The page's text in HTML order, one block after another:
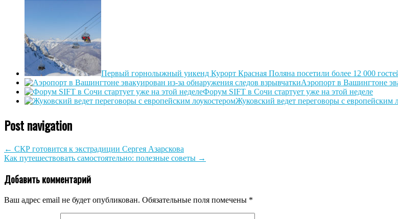
Первый горнолыжный уикенд Курорт Красная Поляна посетили более 12 000
Аэропорт в Вашингтоне
Форум SIFT в Сочи стартует уже на этой неделе
Жуковский ведет переговоры с европейским
Post navigation
← СКР готовится к экстрадиции Сергея Азарскова
Как путешествовать самостоятельно: полезные советы →
Добавить комментарий
Ваш адрес email не будет опубликован. Обязательные поля помечены *